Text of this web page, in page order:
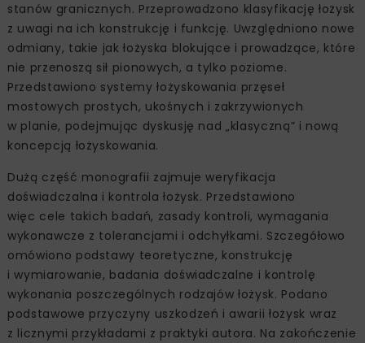
stanów granicznych. Przeprowadzono klasyfikację łożysk
z uwagi na ich konstrukcję i funkcję. Uwzględniono nowe
odmiany, takie jak łożyska blokujące i prowadzące, które
nie przenoszą sił pionowych, a tylko poziome.
Przedstawiono systemy łożyskowania przęseł
mostowych prostych, ukośnych i zakrzywionych
w planie, podejmując dyskusję nad „klasyczną” i nową
koncepcją łożyskowania.
Dużą część monografii zajmuje weryfikacja
doświadczalna i kontrola łożysk. Przedstawiono
więc cele takich badań, zasady kontroli, wymagania
wykonawcze z tolerancjami i odchyłkami. Szczegółowo
omówiono podstawy teoretyczne, konstrukcję
i wymiarowanie, badania doświadczalne i kontrolę
wykonania poszczególnych rodzajów łożysk. Podano
podstawowe przyczyny uszkodzeń i awarii łożysk wraz
z licznymi przykładami z praktyki autora. Na zakończenie